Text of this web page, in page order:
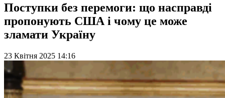
Поступки без перемоги: що насправді
пропонують США і чому це може
зламати Україну
23 Квітня 2025 14:16